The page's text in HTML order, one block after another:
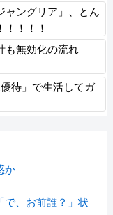
ャングリア」、とん
！！！
も無効化の流れ
待」で生活してガ
か
で、お前誰？」状